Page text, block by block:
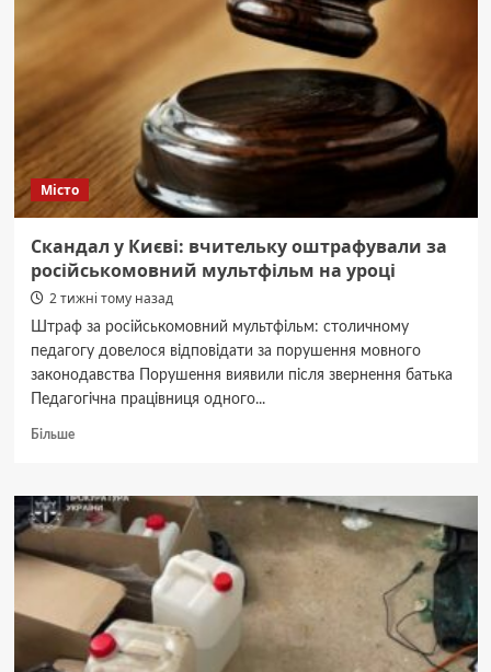
Місто
Скандал у Києві: вчительку оштрафували за
російськомовний мультфільм на уроці
2 тижні тому назад
Штраф за російськомовний мультфільм: столичному
педагогу довелося відповідати за порушення мовного
законодавства Порушення виявили після звернення батька
Педагогічна працівниця одного...
БільшеДокладніше
у
Києві:
вчительку
оштрафували
за
російськомовний
мультфільм
на
уроці